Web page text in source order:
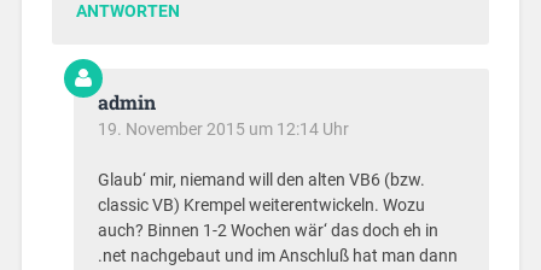
ANTWORTEN
admin
19. November 2015 um 12:14 Uhr
Glaub‘ mir, niemand will den alten VB6 (bzw.
classic VB) Krempel weiterentwickeln. Wozu
auch? Binnen 1-2 Wochen wär‘ das doch eh in
.net nachgebaut und im Anschluß hat man dann